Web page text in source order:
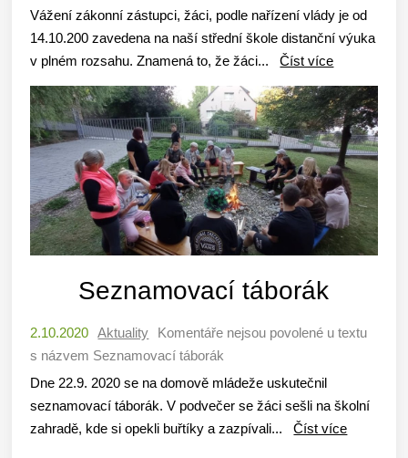
Vážení zákonní zástupci, žáci, podle nařízení vlády je od
14.10.200 zavedena na naší střední škole distanční výuka
v plném rozsahu. Znamená to, že žáci...Číst více
Seznamovací táborák
2.10.2020 Aktuality Komentáře nejsou povolené u textu
s názvem Seznamovací táborák
Dne 22.9. 2020 se na domově mládeže uskutečnil
seznamovací táborák. V podvečer se žáci sešli na školní
zahradě, kde si opekli buřtíky a zazpívali...Číst více